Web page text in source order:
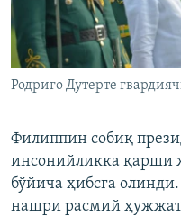
Родриго Дутерте
Филиппин собиқ
инсонийликка қарши
бўйича ҳибсга
нашри расмий